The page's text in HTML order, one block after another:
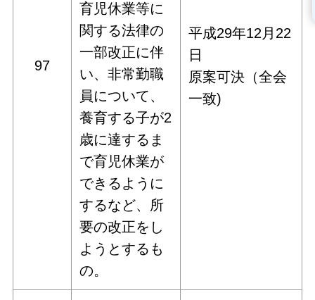
97
平成29年12月22
日
原案可決（全会
一致)
育児休業等に
関する法律の
一部改正に伴
い、非常勤職
員について、
養育する子が2
歳に達するま
で育児休業が
できるように
するなど、所
要の改正をし
ようとするも
の。